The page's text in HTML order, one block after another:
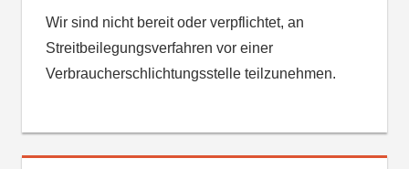
Wir sind nicht bereit oder verpflichtet, an
Streitbeilegungsverfahren vor einer
Verbraucherschlichtungsstelle teilzunehmen.